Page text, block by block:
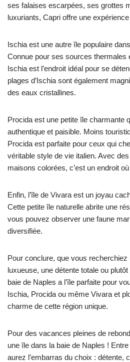
ses falaises escarpées, ses grottes
luxuriants, Capri offre une
Ischia est une autre île populaire
Connue pour ses sources thermales
Ischia est l’endroit idéal pour se
plages d’Ischia sont également
des eaux cristallines.
Procida est une petite île charmante
authentique et paisible. Moins
Procida est parfaite pour ceux qui
véritable style de vie italien. Avec
maisons colorées, c’est un endroit
Enfin, l’île de Vivara est un joyau
Cette petite île naturelle abrite une
vous pouvez observer une faune
diversifiée.
Pour conclure, que vous
luxueuse, une détente totale ou plutôt
baie de Naples a l’île parfaite pour
Ischia, Procida ou même Vivara et
charme de cette région unique.
Pour des vacances pleines de
une île dans la baie de Naples !
aurez l’embarras du choix : détente,